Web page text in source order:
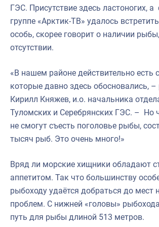
ГЭС. Присутствие здесь ластоногих,
группе «Арктик-ТВ» удалось
особь, скорее говорит о наличии
отсутствии.
«В нашем районе действительно есть
которые давно здесь обосновались,
Кирилл Княжев, и.о. начальника
Туломских и Серебрянских ГЭС. – Но
не смогут съесть поголовье рыбы,
тысяч рыб. Это очень много!»
Вряд ли морские хищники обладают
аппетитом. Так что большинству
рыбоходу удаётся добраться до мест
проблем. С нижней «головы»
путь для рыбы длиной 513 метров.